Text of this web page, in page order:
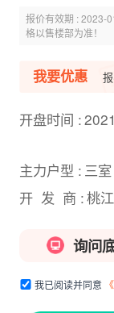
报价有效期 :2023-
格以售楼部为准！
我要优惠
开盘时间 :
主力户型 : 三
开 发 商 :桃
询问
我已阅读并同意